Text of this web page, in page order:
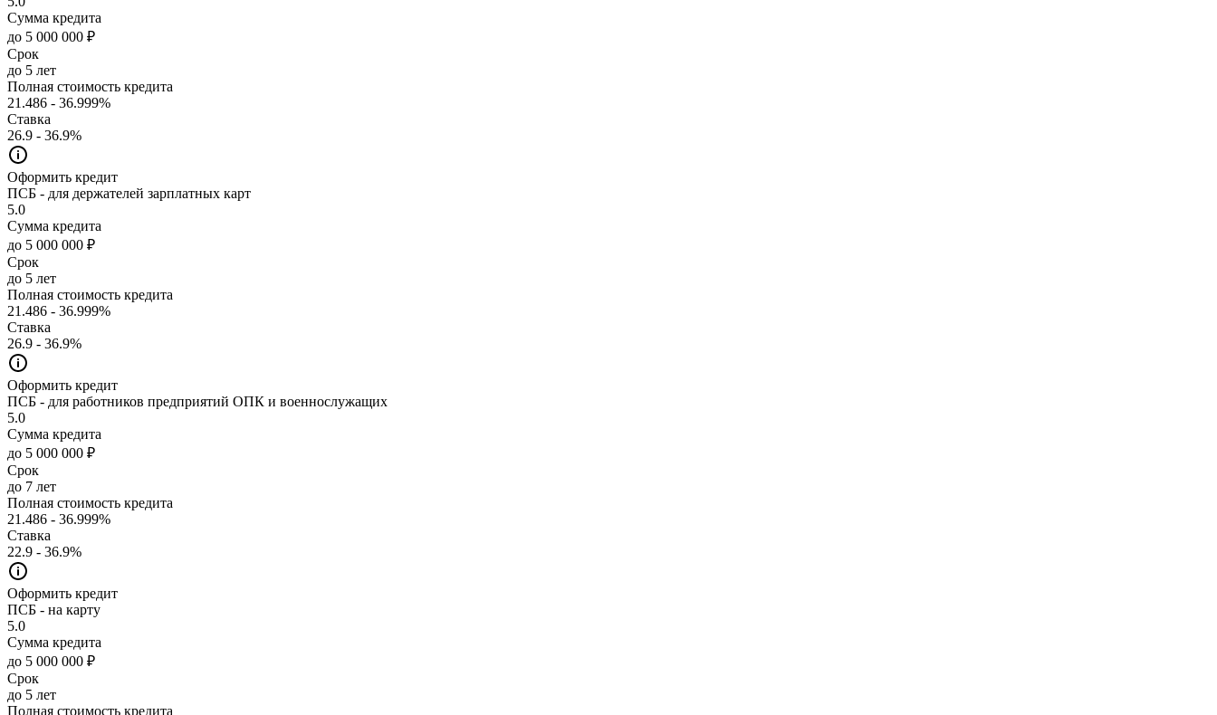
Сумма кредита
до 5 000 000 ₽
Срок
до 5 лет
Полная стоимость кредита
21.486 - 36.999%
Ставка
26.9 - 36.9%
Оформить кредит
ПСБ - для держателей зарплатных карт
5.0
Сумма кредита
до 5 000 000 ₽
Срок
до 5 лет
Полная стоимость кредита
21.486 - 36.999%
Ставка
26.9 - 36.9%
Оформить кредит
ПСБ - для работников предприятий ОПК и военнослужащих
5.0
Сумма кредита
до 5 000 000 ₽
Срок
до 7 лет
Полная стоимость кредита
21.486 - 36.999%
Ставка
22.9 - 36.9%
Оформить кредит
ПСБ - на карту
5.0
Сумма кредита
до 5 000 000 ₽
Срок
до 5 лет
Полная стоимость кредита